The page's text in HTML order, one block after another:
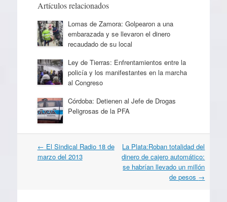
Artículos relacionados
Lomas de Zamora: Golpearon a una
embarazada y se llevaron el dinero
recaudado de su local
Ley de Tierras: Enfrentamientos entre la
policía y los manifestantes en la marcha
al Congreso
Córdoba: Detienen al Jefe de Drogas
Peligrosas de la PFA
Navegación
por
← El Sindical Radio 18 de
marzo del 2013
La Plata:Roban totalidad del
dinero de cajero automático:
se habrían llevado un millón
de pesos →